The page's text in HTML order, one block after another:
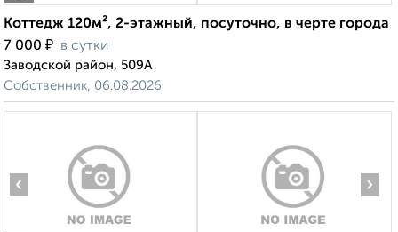
Коттедж 120м², 2-этажный, посуточно, в черте города
7 000 ₽ в сутки
Заводской район, 509А
Собственник, 06.08.2026
‹ ›